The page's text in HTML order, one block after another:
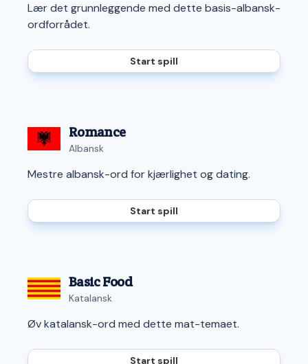
Lær det grunnleggende med dette basis-albansk-
ordforrådet.
Start spill
Romance
Albansk
Mestre albansk-ord for kjærlighet og dating.
Start spill
Basic Food
Katalansk
Øv katalansk-ord med dette mat-temaet.
Start spill